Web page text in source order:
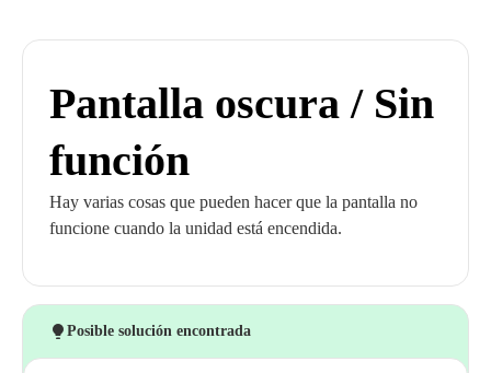
Pantalla oscura / Sin
función
Hay varias cosas que pueden hacer que la pantalla no
funcione cuando la unidad está encendida.
Posible solución encontrada